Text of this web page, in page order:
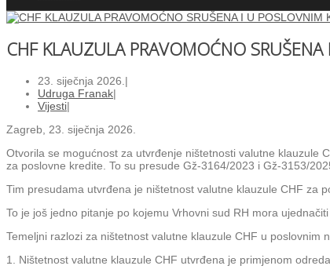
CHF KLAUZULA PRAVOMOĆNO
23. siječnja 2026. |
Udruga Franak|
Vijesti|
Zagreb, 23. siječnja 2026.
Otvorila se mogućnost za utvrđenje ništetnosti valutne klauzule
za poslovne kredite. To su presude Gž-3164/2023 i Gž-3153/
Tim presudama utvrđena je ništetnost valutne klauzule CHF za
To je još jedno pitanje po kojemu Vrhovni sud RH mora
Temeljni razlozi za ništetnost valutne klauzule CHF u
1. Ništetnost valutne klauzule CHF utvrđena je primjenom